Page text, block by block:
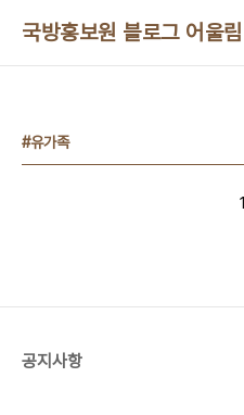
국방홍보원 블로그 어울림
#유가족
1
공지사항